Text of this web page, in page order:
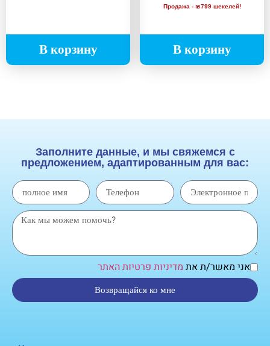
В корзину
Продажа - ₪799 шекелей!
В корзину
Заполните данные, и мы свяжемся с
предложением, адаптированным для вас:
אני מאשר/ת את מדיניות פרטיות האתר
Возвращайся ко мне